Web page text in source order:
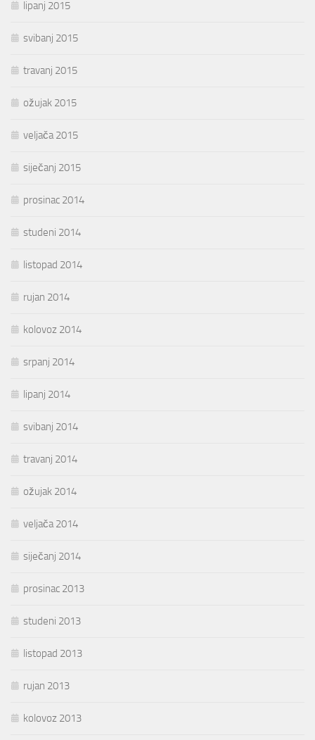
lipanj 2015
svibanj 2015
travanj 2015
ožujak 2015
veljača 2015
siječanj 2015
prosinac 2014
studeni 2014
listopad 2014
rujan 2014
kolovoz 2014
srpanj 2014
lipanj 2014
svibanj 2014
travanj 2014
ožujak 2014
veljača 2014
siječanj 2014
prosinac 2013
studeni 2013
listopad 2013
rujan 2013
kolovoz 2013